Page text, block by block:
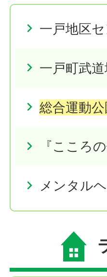
一戸地区
一戸町武
総合運動公
『こころ
メンタル